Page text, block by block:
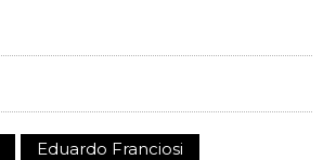
Eduardo Franciosi